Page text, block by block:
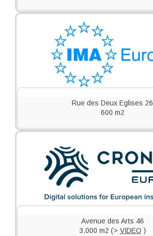
Rue des Deux Eglises 26
600 m2
Avenue des Arts 46
3.000 m2 (> VIDEO )